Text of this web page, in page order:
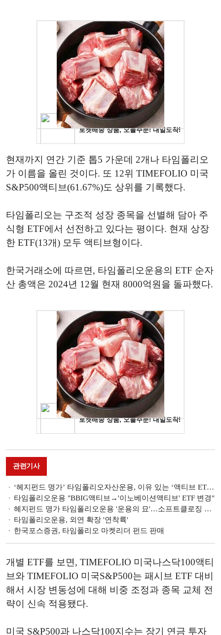
현재까지 연간 기준 톱5 가운데 2개나 타임폴리오
가 이름을 올린 것이다. 또 12위 TIMEFOLIO 미국
S&P500액티브(61.67%)도 상위를 기록했다.
타임폴리오는 구조적 성장 종목을 선별해 담아 주
식형 ETF에서 선전하고 있다는 평이다. 현재 상장
한 ETF(13개) 모두 액티브형이다.
한국거래소에 따르면, 타임폴리오운용의 ETF 순자
산 총액은 2024년 12월 현재 8000억원을 돌파했다.
관련기사
‘헤지펀드 명가’ 타임폴리오자산운용, 이유 있는 ‘액티브 ETF’ 고집
타임폴리오운용 "BBIG액티브→'이노베이션액티브' ETF 변경"
헤지펀드 명가 타임폴리오운용 '운용의 묘'…소프트클로징 임박
타임폴리오운용, 외연 확장 '연착륙'
한국포스증권, 타임폴리오 마켓리더 펀드 판매
개별 ETF를 보면, TIMEFOLIO 미국나스닥100액티
브와 TIMEFOLIO 미국S&P500는 패시브 ETF 대비
해서 시장 변동성에 대해 비중 조정과 종목 교체 전
략이 신속 적용됐다.
미국 S&P500과 나스닥100지수는 장기 연금 투자